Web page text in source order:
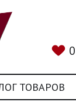
0
ТОВАРОВ